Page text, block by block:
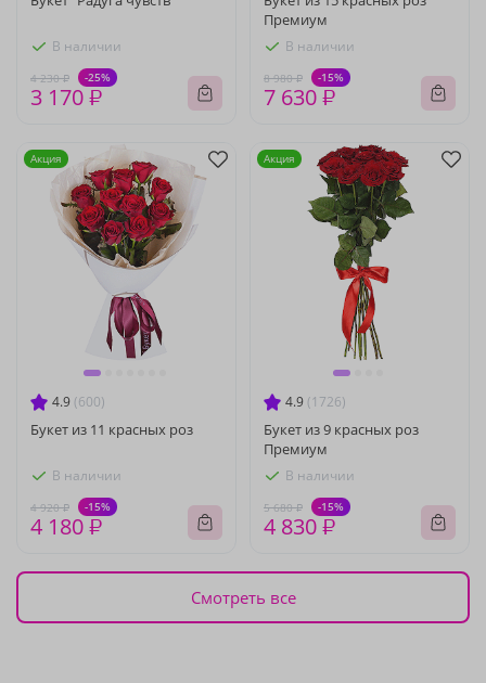
В наличии
4 230 ₽ -25%
3 170 ₽
Премиум
В наличии
8 980 ₽ -15%
7 630 ₽
4.9 (600)
Букет из 11 красных роз
В наличии
4 920 ₽ -15%
4 180 ₽
Акция
4.9 (1726)
Букет из 9 красных роз
Премиум
В наличии
5 680 ₽ -15%
4 830 ₽
Акция
Смотреть все